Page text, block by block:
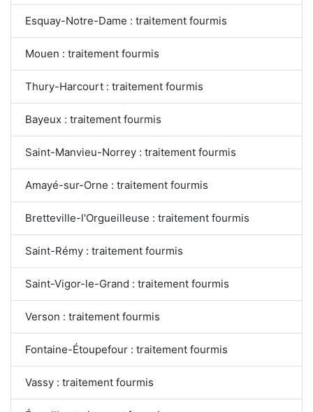
Esquay-Notre-Dame : traitement fourmis
Mouen : traitement fourmis
Thury-Harcourt : traitement fourmis
Bayeux : traitement fourmis
Saint-Manvieu-Norrey : traitement fourmis
Amayé-sur-Orne : traitement fourmis
Bretteville-l'Orgueilleuse : traitement fourmis
Saint-Rémy : traitement fourmis
Saint-Vigor-le-Grand : traitement fourmis
Verson : traitement fourmis
Fontaine-Étoupefour : traitement fourmis
Vassy : traitement fourmis